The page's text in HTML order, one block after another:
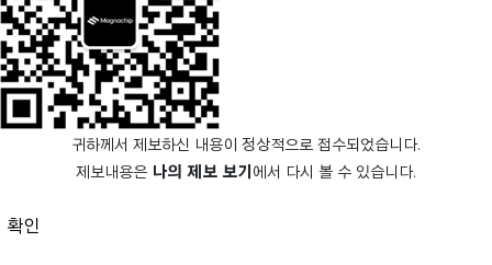
귀하께서 제보하신 내용이 정상적으로 접수되었습니다.
제보내용은 나의 제보 보기 에서 다시 볼 수 있습니다.
확인